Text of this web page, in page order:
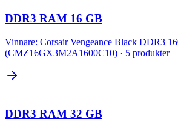
DDR3 RAM 16 GB
Vinnare: Corsair Vengeance Black DDR3
(CMZ16GX3M2A1600C10) · 5 produkter
DDR3 RAM 32 GB